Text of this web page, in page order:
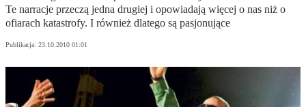
Te narracje przeczą jedna drugiej i opowiadają więcej o nas niż o
ofiarach katastrofy. I również dlatego są pasjonujące
Publikacja: 23.10.2010 01:01